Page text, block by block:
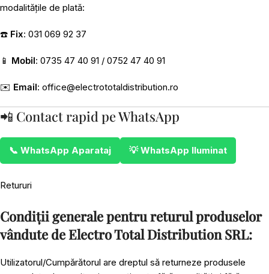
modalitățile de plată:
☎️ Fix: 031 069 92 37
📱 Mobil: 0735 47 40 91 / 0752 47 40 91
✉️ Email: office@electrototaldistribution.ro
📲 Contact rapid pe WhatsApp
📞 WhatsApp Aparataj 💡 WhatsApp Iluminat
Retururi
Condiții generale pentru returul produselor
vândute de Electro Total Distribution SRL:
Utilizatorul/Cumpărătorul are dreptul să returneze produsele